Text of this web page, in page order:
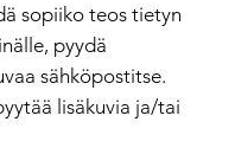
sopiiko teos tietyn
pyydä
sähköpostitse.
lisäkuvia ja/tai